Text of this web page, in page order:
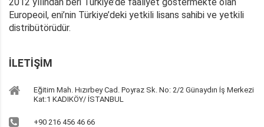
Europeoil, eni’nin Türkiye’deki yetkili lisans sahibi ve yetkili
distribütörüdür.
İLETIŞIM
Eğitim Mah. Hızırbey Cad. Poyraz Sk. No: 2/2 Günaydın İş Merkezi
Kat:1 KADIKÖY/ İSTANBUL
+90 216 456 46 66